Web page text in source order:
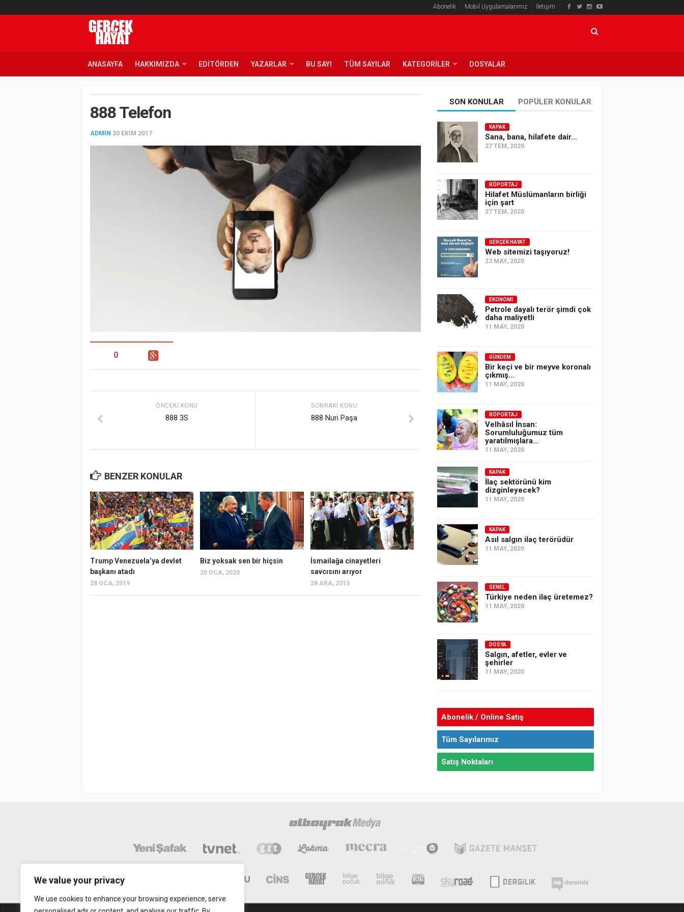
We value your privacy
We use cookies to enhance your browsing experience, serve
Abonelik Mobil Uygulamalarımız İletişim
ANASAYFA HAKKIMIZDA EDITÖRDEN YAZARLAR BU SAYI TÜM SAYILAR KATEGORILER DOSYALAR
888 Telefon
ADMIN 30 EKIM 2017
0
SONRAKI KONU
888 Nuri Paşa
ÖNCEKI KONU
888 3S
BENZER KONULAR
Trump Venezuela’ya devlet
başkanı atadı
28 OCA, 2019
Biz yoksak sen bir hiçsin
20 OCA, 2020
İsmailağa cinayetleri
savcısını arıyor
28 ARA, 2015
SON KONULAR POPÜLER KONULAR
KAPAK
Sana, bana, hilafete dair…
27 TEM, 2020
RÖPORTAJ
Hilafet Müslümanların birliği
için şart
27 TEM, 2020
GERÇEK HAYAT
Web sitemizi taşıyoruz!
23 MAY, 2020
EKONOMI
Petrole dayalı terör şimdi çok
daha maliyetli
11 MAY, 2020
GÜNDEM
Bir keçi ve bir meyve koronalı
çıkmış…
11 MAY, 2020
RÖPORTAJ
Velhâsıl İnsan:
Sorumluluğumuz tüm
yaratılmışlara…
11 MAY, 2020
KAPAK
İlaç sektörünü kim
dizginleyecek?
11 MAY, 2020
KAPAK
Asıl salgın ilaç terörüdür
11 MAY, 2020
GENEL
Türkiye neden ilaç üretemez?
11 MAY, 2020
DOSYA
Salgın, afetler, evler ve
şehirler
11 MAY, 2020
Abonelik / Online Satış
Tüm Sayılarımız
Satış Noktaları